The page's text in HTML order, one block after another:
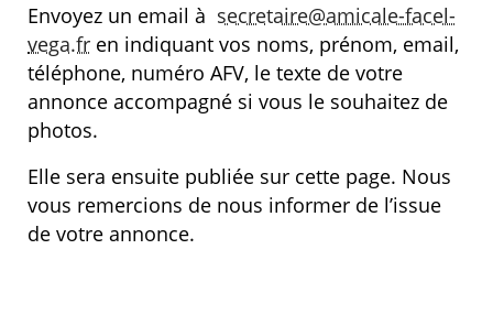
Envoyez un email à secretaire@amicale-facel-
vega.fr en indiquant vos noms, prénom, email,
téléphone, numéro AFV, le texte de votre
annonce accompagné si vous le souhaitez de
photos.
Elle sera ensuite publiée sur cette page. Nous
vous remercions de nous informer de l’issue
de votre annonce.